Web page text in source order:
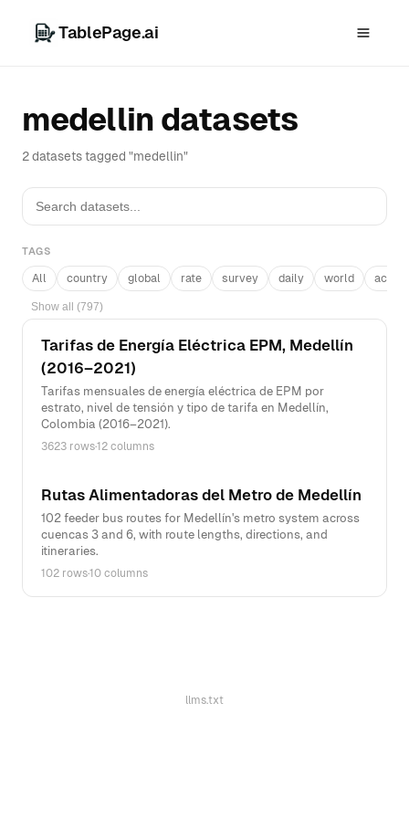
TablePage.ai
medellin datasets
2 datasets tagged "medellin"
TAGS
All country global rate survey daily world
Show all (797)
Tarifas de Energía Eléctrica EPM, Medellín
(2016–2021)
Tarifas mensuales de energía eléctrica de EPM por
estrato, nivel de tensión y tipo de tarifa en Medellín,
Colombia (2016–2021).
3623 rows·12 columns
Rutas Alimentadoras del Metro de Medellín
102 feeder bus routes for Medellín's metro system across
cuencas 3 and 6, with route lengths, directions, and
itineraries.
102 rows·10 columns
llms.txt